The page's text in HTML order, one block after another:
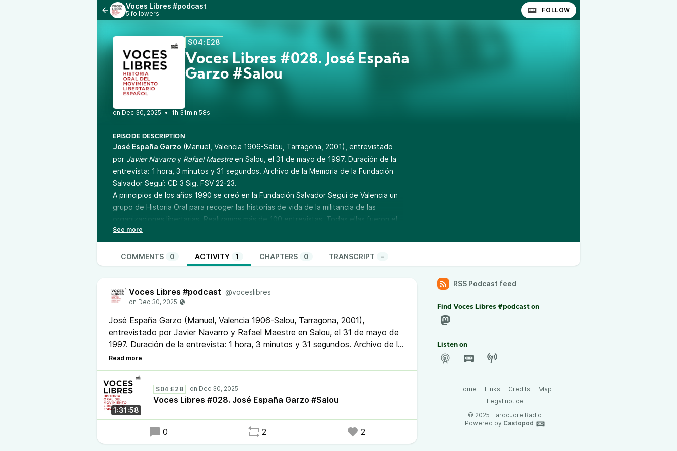
Voces Libres #podcast
5 followers FOLLOW
S04:E28
Voces Libres #028. José España
Garzo #Salou
• 1h 31min 58s
EPISODE DESCRIPTION
José España Garzo (Manuel, Valencia 1906-Salou, Tarragona, 2001), entrevistado
por Javier Navarroy Rafael Maestreen Salou, el 31 de mayo de 1997. Duración de la
entrevista: 1 hora, 3 minutos y 31 segundos. Archivo de la Memoria de la Fundación
Salvador Seguí: CD 3 Sig. FSV 22-23.
A principios de los años 1990 se creó en la Fundación Salvador Seguí de Valencia un
grupo de Historia Oral para recoger las historias de vida de la militancia de las
organizaciones libertarias. Realizamos más de 100 entrevistas. Todas ellas fueron el
embrión del Archivo Sonoro de la Fundación. Con el paso del tiempo se pudieron
digitalizar los registros y la Universidad de Valencia transcribió las entrevistas. Lo que
nos han facilitado poder realizar este trabajo, sacando a la luz quiénes eran los y las
militantes y cómo se iniciaron en la Idea; qué pensaban, en qué actividades
del anarquismo a lo largo del tiempo; cómo vivieron la Revolución Libertaria y la
guerra contra el fascismo,; cómo vivieron el exilio de fuera, y el exilio interior, etc. Las
Voces Libres, nos muestran una variedad fascinante de temperamentos, vivencias y
creencias. La publicación, en resumen, tiene por objetivo dar a conocer a los
estudiosos y personas interesadas esta riqueza de voces que nos presentan sus
Un podcast de
Valencia
COMMENTS 0 ACTIVITY 1 CHAPTERS 0 TRANSCRIPT –
Voces Libres #podcast @voceslibres
José España Garzo (Manuel, Valencia 1906-Salou, Tarragona, 2001),
entrevistado por Javier Navarro y Rafael Maestre en Salou, el 31 de mayo de
1997. Duración de la entrevista: 1 hora, 3 minutos y 31 segundos. Archivo de la
Memoria de la Fundación Salvador Seguí: CD 3 Sig. FSV 22-23 #VocesLibres
1:31:58
S04:E28
Voces Libres #028. José España Garzo #Salou
0 2 2
RSS Podcast feed
Find Voces Libres #podcast on
Listen on
Home Links Credits
Map
Legal notice
© 2025 Hardcuore Radio
Powered by Castopod